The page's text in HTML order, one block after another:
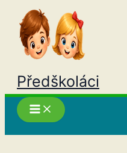
Přeskočit
obsah
Předškoláci